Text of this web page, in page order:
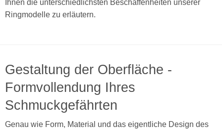
Ihnen die unterschiedlichsten Beschaffenheiten unserer
Ringmodelle zu erläutern.
Gestaltung der Oberfläche -
Formvollendung Ihres
Schmuckgefährten
Genau wie Form, Material und das eigentliche Design des